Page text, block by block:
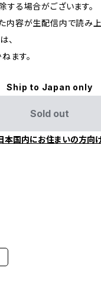
する場合がございます。
内容が生配信内で読み
、
ます。
Ship to Japan only
Sold out
本国内にお住まいの方向